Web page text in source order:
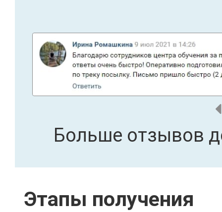
Больше отзывов
Этапы получения